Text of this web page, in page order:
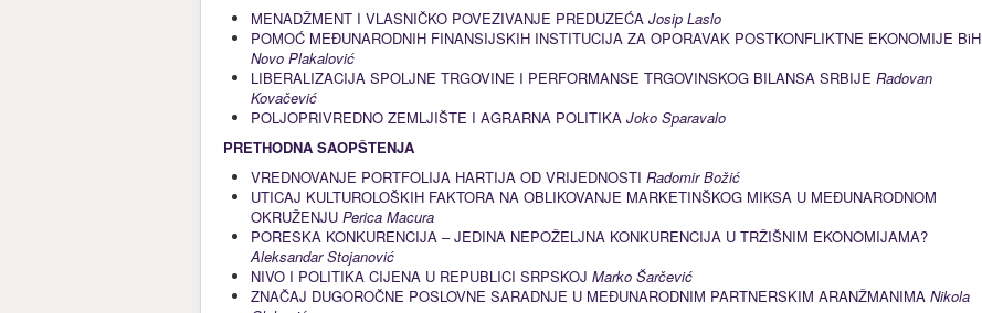
MENADŽMENT I VLASNIČKO POVEZIVANJE PREDUZEĆA Josip Laslo
POMOĆ MEĐUNARODNIH FINANSIJSKIH INSTITUCIJA ZA OPORAVAK POSTKONFLIKTNE EKONOMIJE BiH
Novo Plakalović
LIBERALIZACIJA SPOLJNE TRGOVINE I PERFORMANSE TRGOVINSKOG BILANSA SRBIJE Radovan
Kovačević
POLJOPRIVREDNO ZEMLJIŠTE I AGRARNA POLITIKA Joko Sparavalo
PRETHODNA SAOPŠTENJA
VREDNOVANJE PORTFOLIJA HARTIJA OD VRIJEDNOSTI Radomir Božić
UTICAJ KULTUROLOŠKIH FAKTORA NA OBLIKOVANJE MARKETINŠKOG MIKSA U MEĐUNARODNOM
OKRUŽENJU Perica Macura
PORESKA KONKURENCIJA – JEDINA NEPOŽELJNA KONKURENCIJA U TRŽIŠNIM EKONOMIJAMA?
Aleksandar Stojanović
NIVO I POLITIKA CIJENA U REPUBLICI SRPSKOJ Marko Šarčević
ZNAČAJ DUGOROČNE POSLOVNE SARADNJE U MEĐUNARODNIM PARTNERSKIM ARANŽMANIMA Nikola